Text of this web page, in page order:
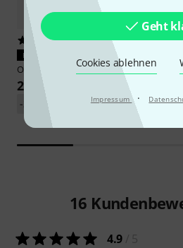
Geht
Cookies ablehnen
Impressum ·
32
PASST GARANTIERT
Ortofon Record Brush
24 €
UVP: 29,99 €
-20% 87
16
4.9